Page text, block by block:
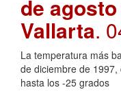
de
Vallarta.
La temperatura más
de diciembre de
hasta los -25 grados